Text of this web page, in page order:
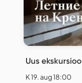
Uus
K 19. aug 18:00